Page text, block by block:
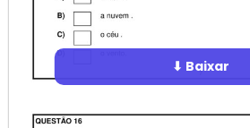
⬇ Baixar